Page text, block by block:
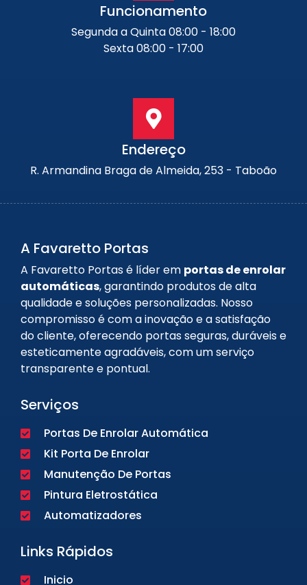
Funcionamento
Segunda a Quinta 08:00 - 18:00
Sexta 08:00 - 17:00
Endereço
R. Armandina Braga de Almeida, 253 - Taboão
A Favaretto Portas
A Favaretto Portas é líder em portas de enrolar
automáticas, garantindo produtos de alta
qualidade e soluções personalizadas. Nosso
compromisso é com a inovação e a satisfação
do cliente, oferecendo portas seguras, duráveis e
esteticamente agradáveis, com um serviço
transparente e pontual.
Serviços
Portas De Enrolar Automática
Kit Porta De Enrolar
Manutenção De Portas
Pintura Eletrostática
Automatizadores
Links Rápidos
Inicio